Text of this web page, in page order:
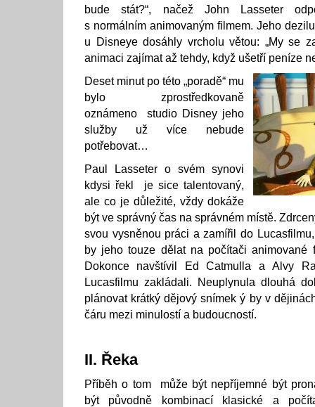
bude stát?“, načež John Lasseter
s normálním animovaným filmem. Jeho
u Disneye dosáhly vrcholu větou: „My se
animaci zajímat až tehdy, když ušetří peníze
Deset minut po této „poradě“ mu
bylo zprostředkovaně
oznámeno studio Disney jeho
služby už více nebude
potřebovat…
Paul Lasseter o svém synovi
kdysi řekl je sice talentovaný,
ale co je důležité, vždy dokáže
být ve správný čas na správném místě.
svou vysněnou práci a zamířil do
by jeho touze dělat na počítači animované
Dokonce navštívil Ed Catmulla a Alvy
Lucasfilmu zakládali. Neuplynula dlouhá
plánovat krátký dějový snímek ý by v
čáru mezi minulostí a budoucností.
II. Řeka
Příběh o tom může být nepříjemné být
být původně kombinací klasické a